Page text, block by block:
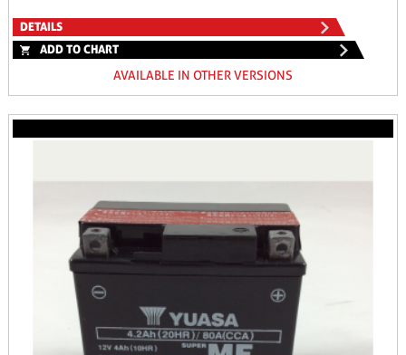
DETAILS
ADD TO CHART
AVAILABLE IN OTHER VERSIONS